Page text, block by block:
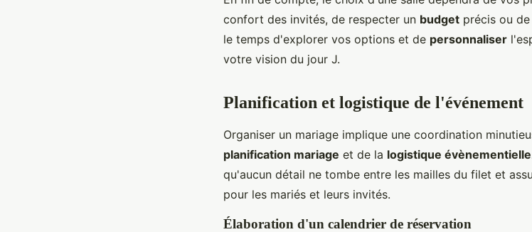
confort des invités, de respecter un budget précis ou
le temps d'explorer vos options et de personnaliser
votre vision du jour J.
Planification et logistique de l'événement
Organiser un mariage implique une coordination
planification mariage et de la logistique évènementielle
qu'aucun détail ne tombe entre les mailles du filet et
pour les mariés et leurs invités.
Élaboration d'un calendrier de réservation